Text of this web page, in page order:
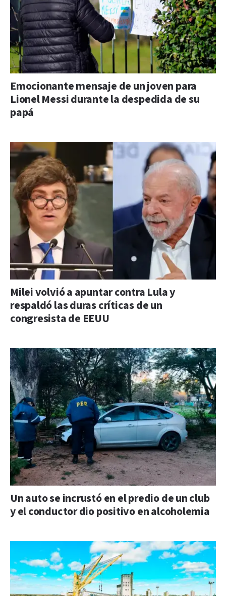
Emocionante mensaje de un joven para
Lionel Messi durante la despedida de su
papá
Milei volvió a apuntar contra Lula y
respaldó las duras críticas de un
congresista de EEUU
Un auto se incrustó en el predio de un club
y el conductor dio positivo en alcoholemia